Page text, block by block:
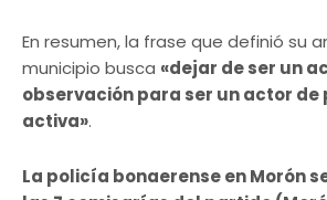
En resumen, la frase que definió su
municipio busca «dejar de ser un
observación para ser un actor de
activa».
La policía bonaerense en Morón